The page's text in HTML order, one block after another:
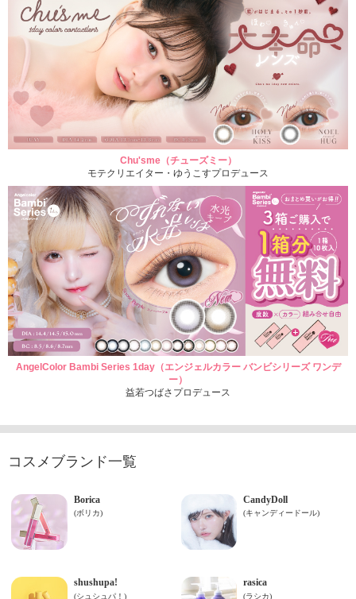
Chu'sme（チューズミー）
モテクリエイター・ゆうこすプロデュース
AngelColor Bambi Series 1day（エンジェルカラー バンビシリーズ ワンデ
ー）
益若つばさプロデュース
コスメブランド一覧